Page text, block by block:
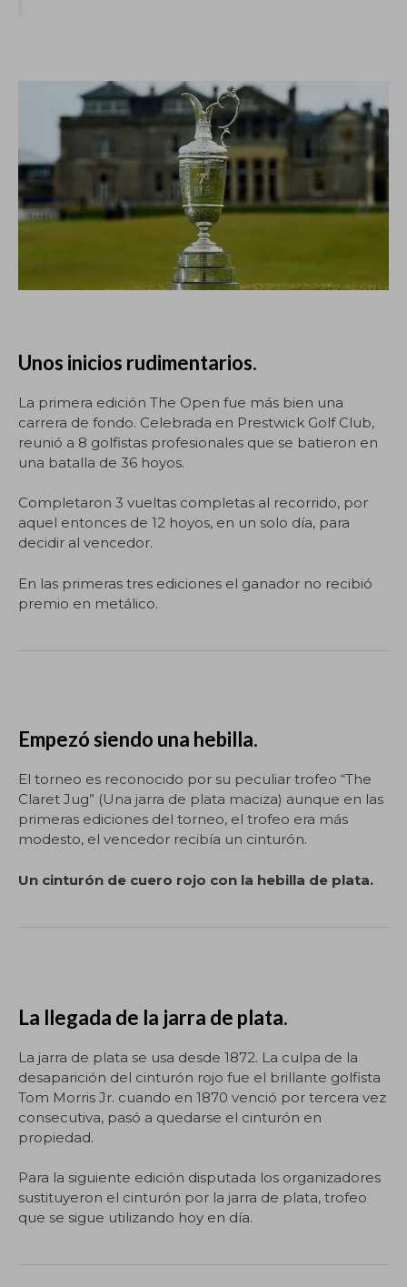
Unos inicios rudimentarios.
La primera edición The Open fue más bien una
carrera de fondo. Celebrada en Prestwick Golf Club,
reunió a 8 golfistas profesionales que se batieron en
una batalla de 36 hoyos.
Completaron 3 vueltas completas al recorrido, por
aquel entonces de 12 hoyos, en un solo día, para
decidir al vencedor.
En las primeras tres ediciones el ganador no recibió
premio en metálico.
Empezó siendo una hebilla.
El torneo es reconocido por su peculiar trofeo “The
Claret Jug” (Una jarra de plata maciza) aunque en las
primeras ediciones del torneo, el trofeo era más
modesto, el vencedor recibía un cinturón.
Un cinturón de cuero rojo con la hebilla de plata.
La llegada de la jarra de plata.
La jarra de plata se usa desde 1872. La culpa de la
desaparición del cinturón rojo fue el brillante golfista
Tom Morris Jr. cuando en 1870 venció por tercera vez
consecutiva, pasó a quedarse el cinturón en
propiedad.
Para la siguiente edición disputada los organizadores
sustituyeron el cinturón por la jarra de plata, trofeo
que se sigue utilizando hoy en día.